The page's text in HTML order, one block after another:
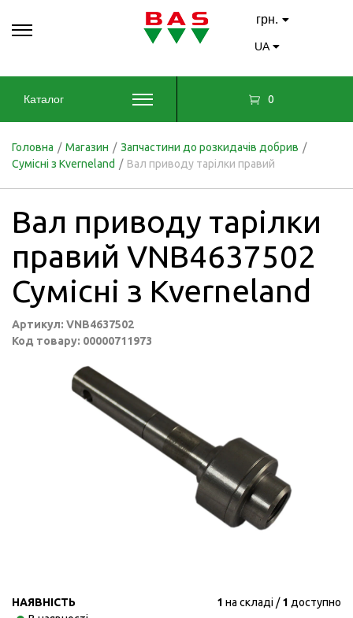
грн.
UA
Каталог 0
Головна / Магазин / Запчастини до розкидачів добрив /
Сумісні з Kverneland / Вал приводу тарілки правий
Вал приводу тарілки
правий VNB4637502
Сумісні з Kverneland
Артикул: VNB4637502
Код товару: 00000711973
НАЯВНІСТЬ
1 на складі 1 доступно